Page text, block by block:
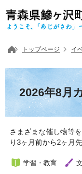
トップページ イ
2026年8月
さまざまな催し物等
り3ヶ月前から2ヶ月
学習・教育